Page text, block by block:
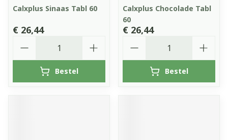
Calxplus Sinaas Tabl 60
€ 26,44
Bestel
Calxplus Chocolade Tabl
60
€ 26,44
Bestel